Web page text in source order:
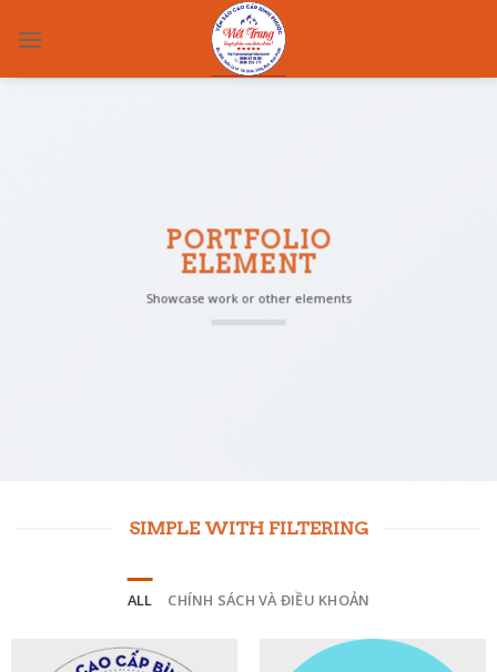
PORTFOLIO
ELEMENT
Showcase work or other elements
SIMPLE WITH FILTERING
ALL CHÍNH SÁCH VÀ ĐIỀU KHOẢN